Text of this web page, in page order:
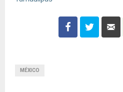
MÉXICO